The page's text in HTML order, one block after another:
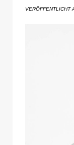
VERÖFFENTLICHT